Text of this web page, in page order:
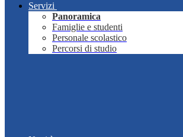
Servizi
Panoramica
Famiglie e studenti
Personale scolastico
Percorsi di studio